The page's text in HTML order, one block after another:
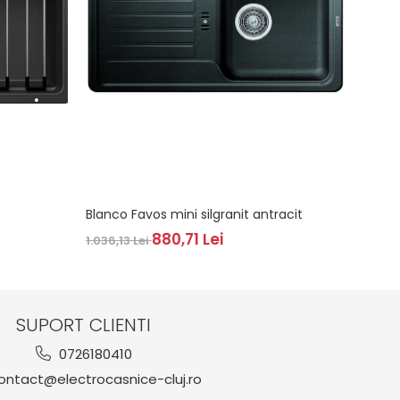
Blanco Favos mini silgranit antracit
1.036,13 Lei880,71 Lei
SUPORT CLIENTI
0726180410
cluj.ro